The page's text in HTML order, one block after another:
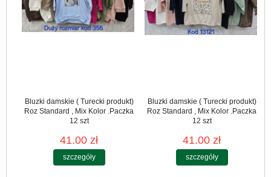
Bluzki damskie ( Turecki produkt)
Roz Standard , Mix Kolor .Paczka
12 szt
41.00 zł
szczegóły
Bluzki damskie ( Turecki produkt)
Roz Standard , Mix Kolor .Paczka
12 szt
41.00 zł
szczegóły